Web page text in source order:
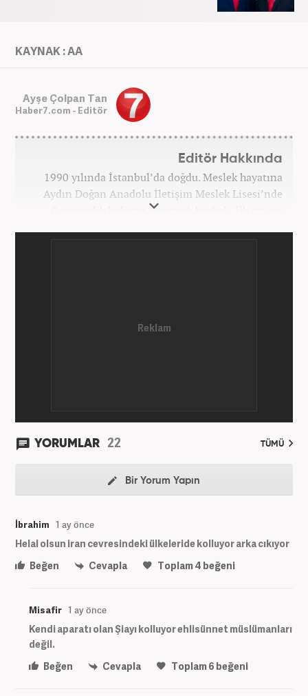
KAYNAK : AA
Ayşe Çolpan Tan
Haber7.com - Editör
Editör Hakkında
1990 yılında İstanbul’da doğdu. Meslek hayatına
Aydın Doğan Anadolu İletişim Meslek Lisesi’nde
Gazetecilik bölümü okuyarak başladı. İlk stajını
Haber7.com’da “Gündem Editörü” olarak devam
YORUMLAR 22 TÜMÜ
Bir Yorum Yapın
İbrahim 1 ay önce
Helal olsun iran cevresindeki ülkeleride kolluyor arka cıkıyor
Beğen
Cevapla Toplam4 beğeni
Misafir 1 ay önce
Kendi aparatı olan Şiayı kolluyor ehlisünnet müslümanları
değil.
Beğen
Cevapla Toplam6 beğeni